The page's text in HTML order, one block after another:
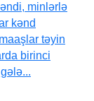
minlərlə
kənd
təyin
birinci